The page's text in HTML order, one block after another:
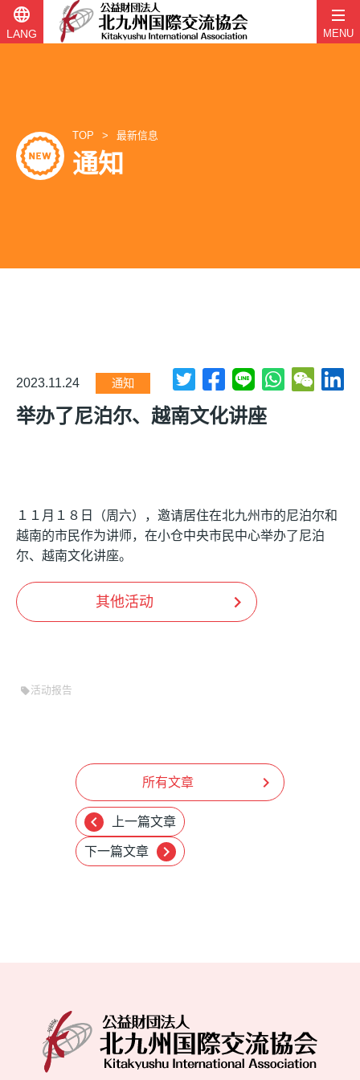
language
LANG MENU
TOP 最新信息
通知
2023.11.24 通知
举办了尼泊尔、越南文化讲座
１１月１８日（周六），邀请居住在北九州市的尼泊尔和
越南的市民作为讲师，在小仓中央市民中心举办了尼泊
尔、越南文化讲座。
其他活动
sell活动报告
chevron_left 上一篇文章
所有文章 chevron_right
下一篇文章 chevron_right